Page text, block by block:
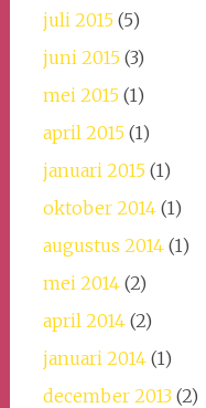
juli 2015(5)
juni 2015(3)
mei 2015(1)
april 2015(1)
januari 2015(1)
oktober 2014(1)
augustus 2014(1)
mei 2014(2)
april 2014(2)
januari 2014(1)
december 2013(2)